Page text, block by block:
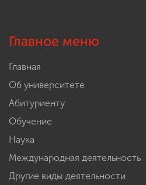
Главное меню
Главная
Об университете
Абитуриенту
Обучение
Наука
Международная деятельность
Другие виды деятельности